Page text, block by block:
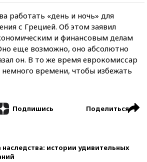
работать «день и ночь» для
с Грецией. Об этом заявил
и финансовым делам
еще возможно, оно абсолютно
он. В то же время еврокомиссар
времени, чтобы избежать
Подпишись Поделиться
наследства: истории удивительных